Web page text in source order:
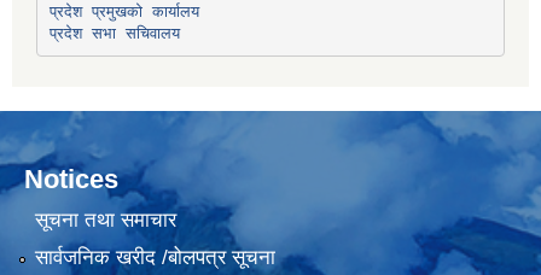
प्रदेश प्रमुखको कार्यालय
प्रदेश सभा सचिवालय
Notices
सूचना तथा समाचार
सार्वजनिक खरीद /बोलपत्र सूचना